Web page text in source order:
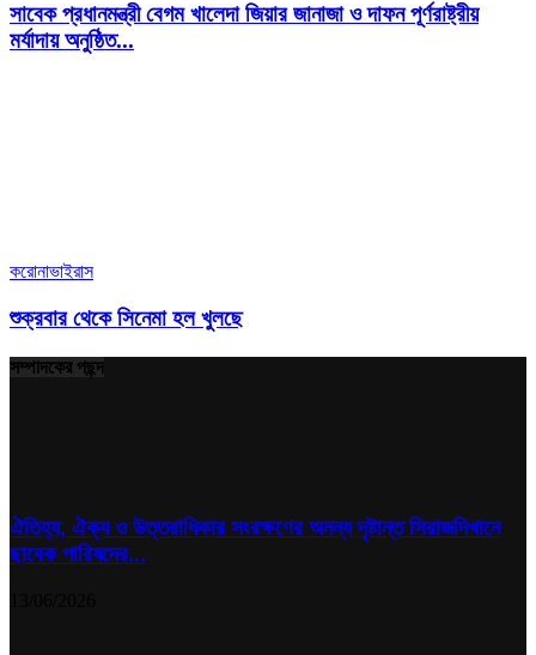
সাবেক প্রধানমন্ত্রী বেগম খালেদা জিয়ার জানাজা ও দাফন পূর্ণরাষ্ট্রীয়
মর্যাদায় অনুষ্ঠিত...
করোনাভাইরাস
শুক্রবার থেকে সিনেমা হল খুলছে
সম্পাদকের পছন্দ
ঐতিহ্য, ঐক্য ও উত্তরাধিকার সংরক্ষণের অনন্য দৃষ্টান্ত সিরাজদিখানে
ছাবেক পারিষদের...